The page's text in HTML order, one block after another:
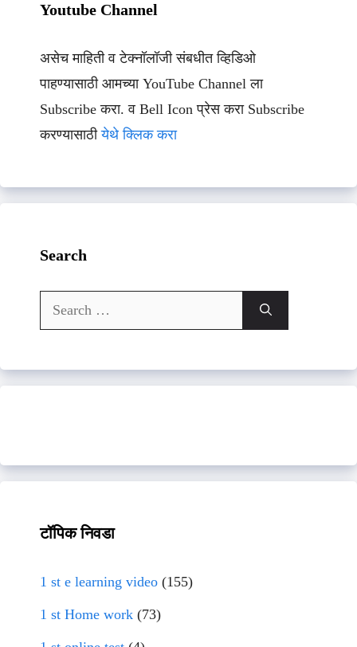
Youtube Channel
असेच माहिती व टेक्नॉलॉजी संबधीत व्हिडिओ
पाहण्यासाठी आमच्या YouTube Channel ला
Subscribe करा. व Bell Icon प्रेस करा Subscribe
करण्यासाठीयेथे क्लिक करा
Search
Search
for:
टॉपिक निवडा
1 st e learning video (155)
1 st Home work (73)